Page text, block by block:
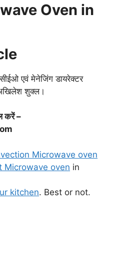
Oven in
एवं मेनेजिंग डायरेक्टर
शुक्ल।
करें –
Microwave oven
Microwave oven in
kitchen. Best or not.